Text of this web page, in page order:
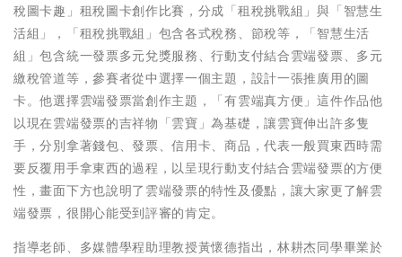
稅圖卡趣」租稅圖卡創作比賽，分成「租稅挑戰組」與「智慧生
活組」，「租稅挑戰組」包含各式稅務、節稅等，「智慧生活
組」包含統一發票多元兌獎服務、行動支付結合雲端發票、多元
繳稅管道等，參賽者從中選擇一個主題，設計一張推廣用的圖
卡。他選擇雲端發票當創作主題，「有雲端真方便」這件作品他
以現在雲端發票的吉祥物「雲寶」為基礎，讓雲寶伸出許多隻
手，分別拿著錢包、發票、信用卡、商品，代表一般買東西時需
要反覆用手拿東西的過程，以呈現行動支付結合雲端發票的方便
性，畫面下方也說明了雲端發票的特性及優點，讓大家更了解雲
端發票，很開心能受到評審的肯定。
指導老師、多媒體學程助理教授黃懷德指出，林耕杰同學畢業於